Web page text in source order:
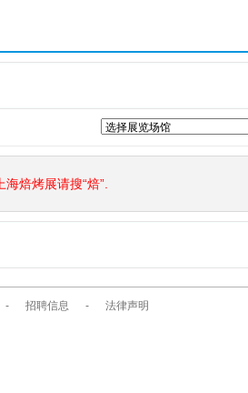
焙烤展请搜“焙”.
- 招聘信息 - 法律声明